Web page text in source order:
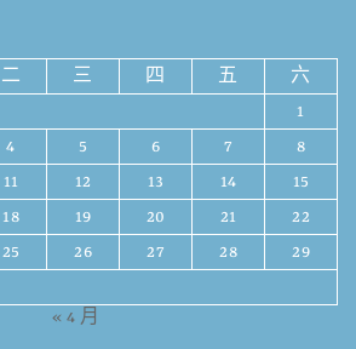
二 三 四 五
六
1
4 5 6 7
8
11 12 13 14
15
18 19 20 21
22
25 26 27 28
29
« 4 月